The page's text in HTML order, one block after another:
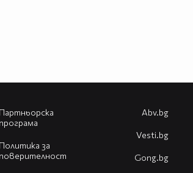
Партньорска
програма
Политика за
поверителност
Abv.bg
Vesti.bg
Gong.bg